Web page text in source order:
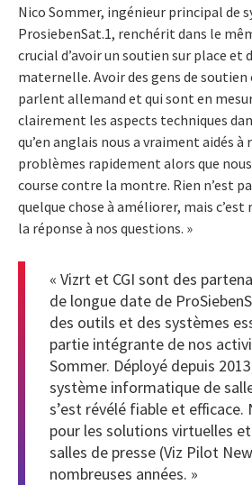
Nico Sommer, ingénieur principal de
ProsiebenSat.1, renchérit dans le
crucial d’avoir un soutien sur place et
maternelle. Avoir des gens de soutien
parlent allemand et qui sont en
clairement les aspects techniques
qu’en anglais nous a vraiment aidés à
problèmes rapidement alors que
course contre la montre. Rien n’est
quelque chose à améliorer, mais c’est
la réponse à nos questions. »
« Vizrt et CGI sont des
de longue date de
des outils et des systèmes
partie intégrante de nos
Sommer. Déployé depuis
système informatique de
s’est révélé fiable et
pour les solutions virtuelles
salles de presse (Viz Pilot
nombreuses années. »